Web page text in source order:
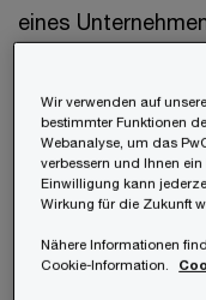
eines
Performance
sondern auch die
des Leitfadens
Development
die den Titel
Wir verwenden auf
bestimmter Funktionen
Webanalyse, um das
verbessern und Ihnen
Einwilligung kann
Wirkung für die Zukunft
Nähere Informationen
Cookie-Information.